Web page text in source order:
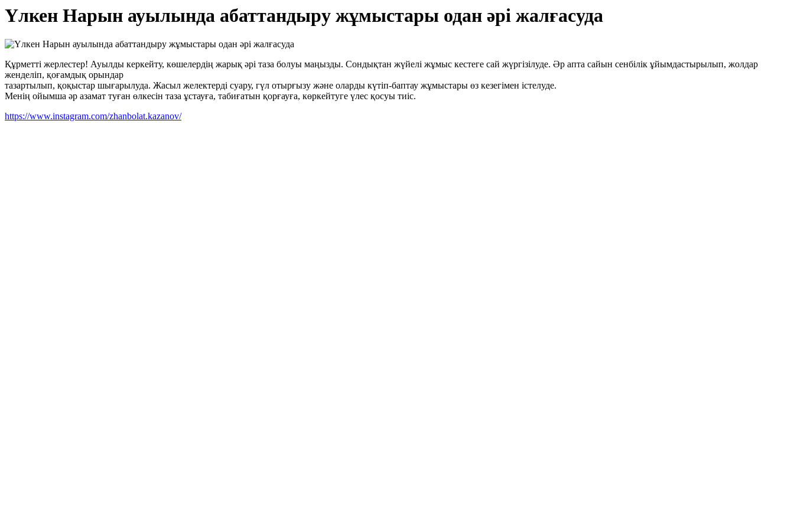
Үлкен Нарын ауылында абаттандыру жұмыстары одан әрі жалғасуда
Құрметті жерлестер! Ауылды керкейту, көшелердің жарық әрі таза болуы маңызды. Сондықтан жүйелі жұмыс кестеге сай жүргізілуде. Әр апта сайын сенбілік ұйымдастырылып, жолдар
женделіп, қоғамдық орындар
тазартылып, қоқыстар шығарылуда. Жасыл желектерді суару, гүл отырғызу және оларды күтіп-баптау жұмыстары өз кезегімен істелуде.
Менің ойымша әр азамат туған өлкесін таза ұстауға, табиғатын қорғауға, көркейтуге үлес қосуы тиіс.
https://www.instagram.com/zhanbolat.kazanov/